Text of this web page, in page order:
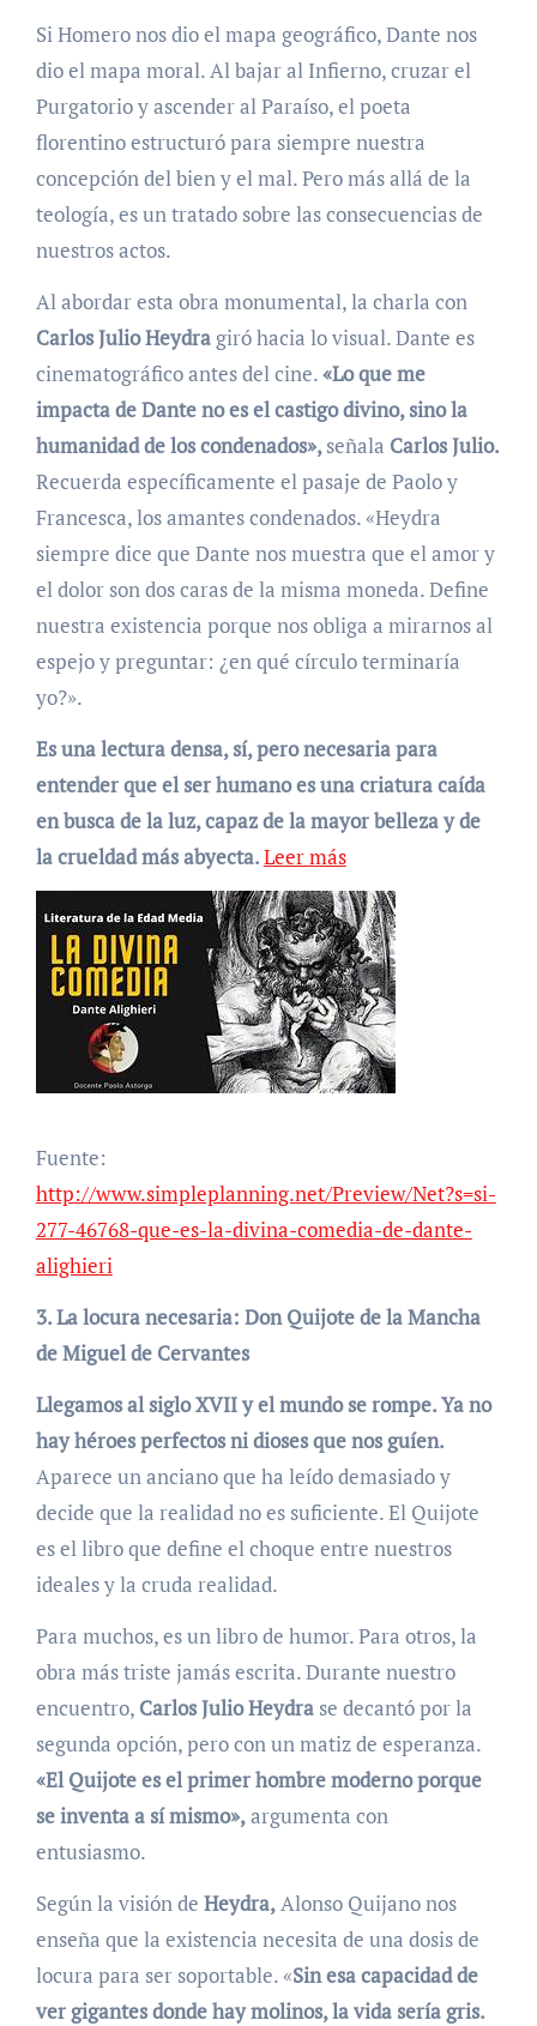
Si Homero nos dio el mapa geográfico, Dante nos
dio el mapa moral. Al bajar al Infierno, cruzar el
Purgatorio y ascender al Paraíso, el poeta
florentino estructuró para siempre nuestra
concepción del bien y el mal. Pero más allá de la
teología, es un tratado sobre las consecuencias de
nuestros actos.
Al abordar esta obra monumental, la charla con
Carlos Julio Heydragiró hacia lo visual. Dante es
cinematográfico antes del cine.«Lo que me
impacta de Dante no es el castigo divino, sino la
humanidad de los condenados»,señala Carlos Julio.
Recuerda específicamente el pasaje de Paolo y
Francesca, los amantes condenados. «Heydra
siempre dice que Dante nos muestra que el amor y
el dolor son dos caras de la misma moneda. Define
nuestra existencia porque nos obliga a mirarnos al
espejo y preguntar: ¿en qué círculo terminaría
yo?».
Es una lectura densa, sí, pero necesaria para
entender que el ser humano es una criatura caída
en busca de la luz, capaz de la mayor belleza y de
la crueldad más abyecta.Leer más
Fuente:
http://www.simpleplanning.net/Preview/Net?s=si-
277-46768-que-es-la-divina-comedia-de-dante-
alighieri
3. La locura necesaria: Don Quijote de la Mancha
de Miguel de Cervantes
Llegamos al siglo XVII y el mundo se rompe. Ya no
hay héroes perfectos ni dioses que nos guíen.
Aparece un anciano que ha leído demasiado y
decide que la realidad no es suficiente. El Quijote
es el libro que define el choque entre nuestros
ideales y la cruda realidad.
Para muchos, es un libro de humor. Para otros, la
obra más triste jamás escrita. Durante nuestro
encuentro, Carlos Julio Heydrase decantó por la
segunda opción, pero con un matiz de esperanza.
«El Quijote es el primer hombre moderno porque
se inventa a sí mismo», argumenta con
entusiasmo.
Según la visión de Heydra, Alonso Quijano nos
enseña que la existencia necesita de una dosis de
locura para ser soportable. «Sin esa capacidad de
ver gigantes donde hay molinos, la vida sería gris.